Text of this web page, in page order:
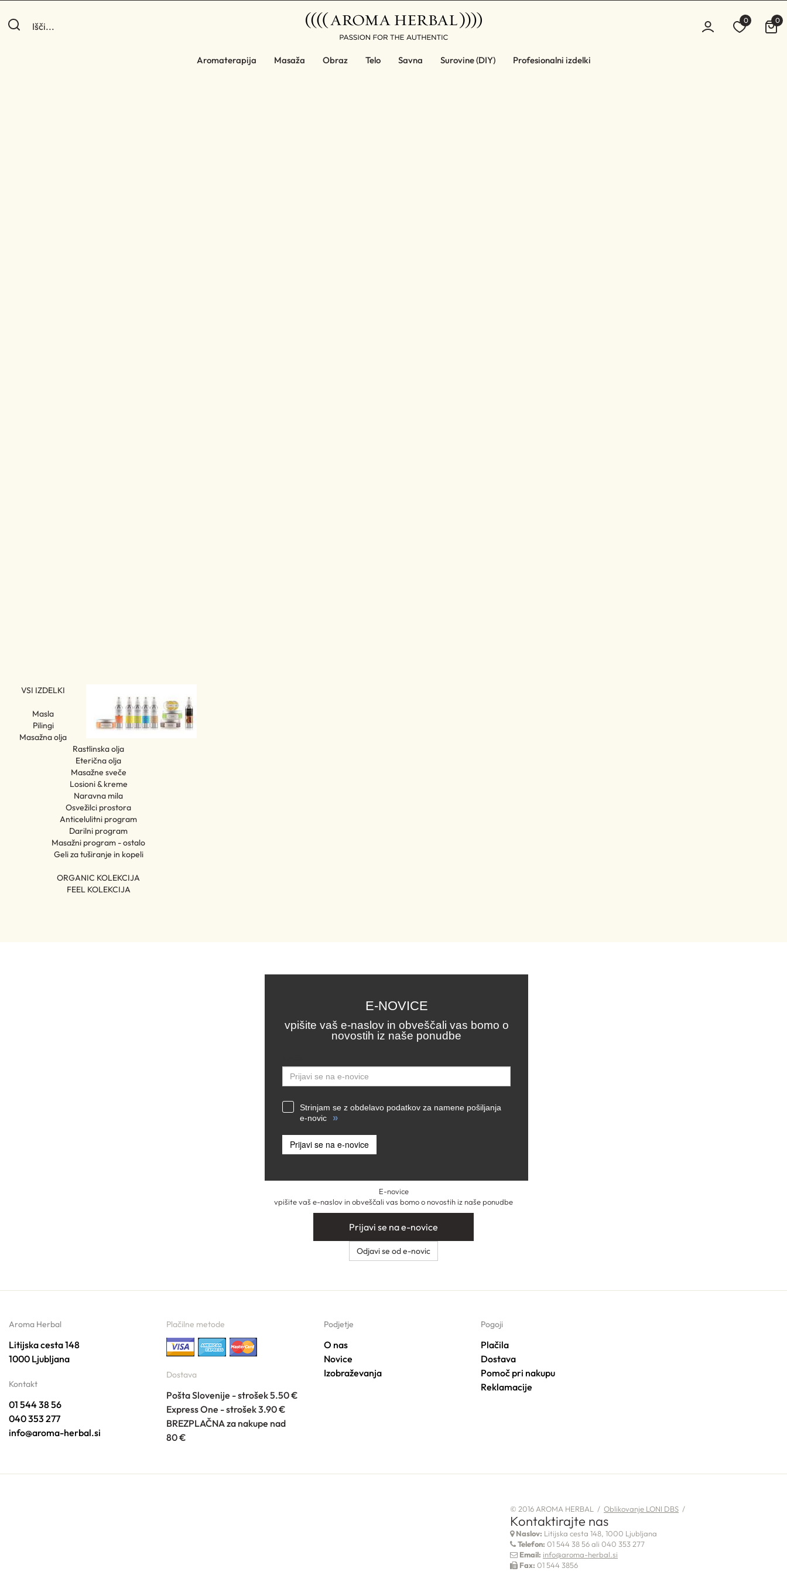
0 0
Aromaterapija Masaža Obraz Telo Savna Surovine (DIY) Profesionalni izdelki
VSI IZDELKI
Masla
Pilingi
Masažna olja
Rastlinska olja
Eterična olja
Masažne sveče
Losioni & kreme
Naravna mila
Osvežilci prostora
Anticelulitni program
Darilni program
Masažni program - ostalo
Geli za tuširanje in kopeli
ORGANIC KOLEKCIJA
FEEL KOLEKCIJA
E-NOVICE
vpišite vaš e-naslov in obveščali vas bomo o
novostih iz naše ponudbe
Strinjam se z obdelavo podatkov za namene pošiljanja
e-novic
»
Prijavi se na e-novice
E-novice
vpišite vaš e-naslov in obveščali vas bomo o novostih iz naše ponudbe
Prijavi se na e-novice
Odjavi se od e-novic
Aroma Herbal
Litijska cesta 148
1000 Ljubljana
Kontakt
01 544 38 56
040 353 277
info@aroma-herbal.si
Plačilne metode
Dostava
Pošta Slovenije - strošek 5.50 €
Express One - strošek 3.90 €
BREZPLAČNA za nakupe nad
80 €
Podjetje
O nas
Novice
Izobraževanja
Pogoji
Plačila
Dostava
Pomoč pri nakupu
Reklamacije
© 2016 AROMA HERBAL / Oblikovanje LONI DBS /
Kontaktirajte nas
Naslov: Litijska cesta 148, 1000 Ljubljana
Telefon: 01 544 38 56 ali 040 353 277
Email: info@aroma-herbal.si
Fax: 01 544 3856